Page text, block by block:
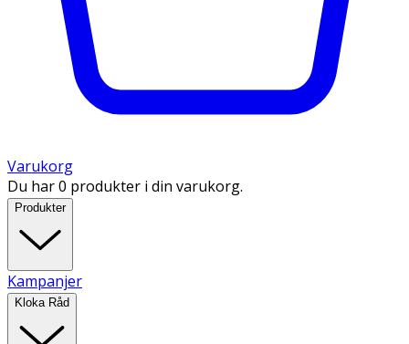
Varukorg
Du har 0 produkter i din varukorg.
Produkter
Kampanjer
Kloka Råd